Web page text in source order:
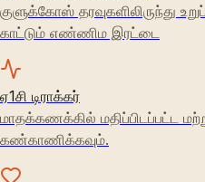
குளுக்கோஸ் தரவுகளிலிருந்து
காட்டும் எண்ணிம இரட்டை
ஏ1சி டிராக்கர்
மாதக்கணக்கில் மதிப்பிடப்பட்ட
கண்காணிக்கவும்.